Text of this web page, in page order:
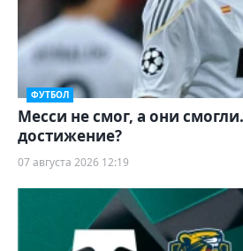
ФУТБОЛ
Месси не смог, а они
достижение?
07 августа 2026 12:19